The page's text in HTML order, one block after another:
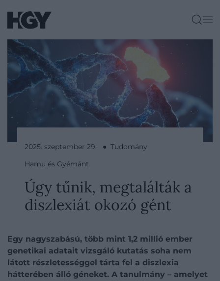
2025. szeptember 29. ● Tudomány
Hamu és Gyémánt
Úgy tűnik, megtalálták a
diszlexiát okozó gént
Egy nagyszabású, több mint 1,2 millió ember
genetikai adatait vizsgáló kutatás soha nem
látott részletességgel tárta fel a diszlexia
hátterében álló géneket. A tanulmány – amelyet